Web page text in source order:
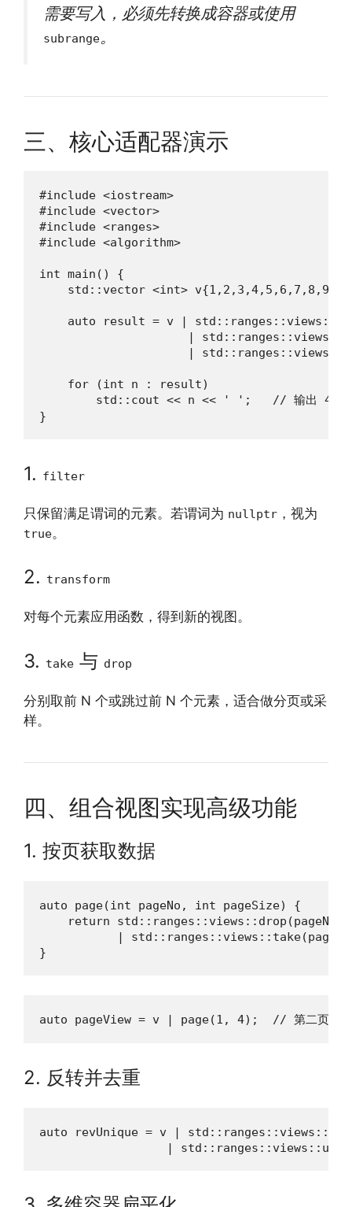
需要写入，必须先转换成容器或使用
subrange。
三、核心适配器演示
#include <iostream>
#include <vector>
#include <ranges>
#include <algorithm>
int main() {
std::vector <int>
auto result = v |
|
|
    for (int n : result)
std::cout << n << ' ';   // 输出 4
}
1. filter
只保留满足谓词的元素。若谓词为 nullptr ，视为
true。
2. transform
对每个元素应用函数，得到新的视图。
3. take 与 drop
分别取前 N 个或跳过前 N 个元素，适合做分页或采
样。
四、组合视图实现高级功能
1. 按页获取数据
auto page(int pageNo, int pageSize) {
return std::ranges::views::drop(pageNo
|
}
auto pageView = v | page(1, 4);  // 第二页，取
2. 反转并去重
auto revUnique = v |
|